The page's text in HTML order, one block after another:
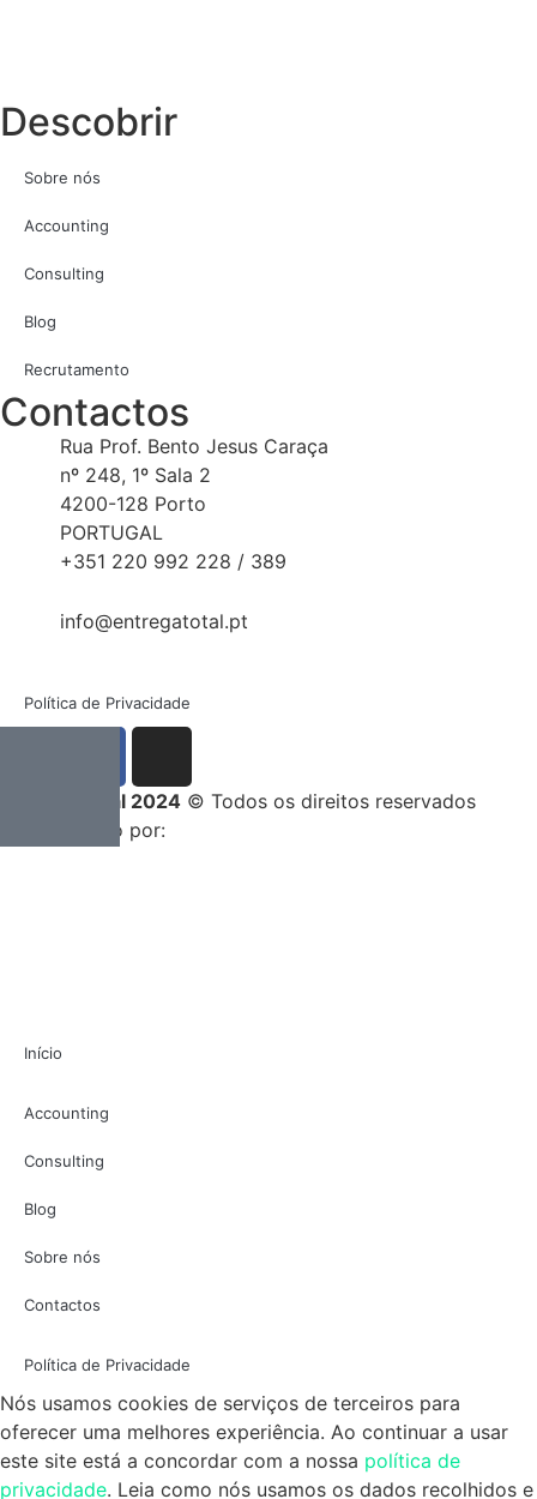
Descobrir
Sobre nós
Accounting
Consulting
Blog
Recrutamento
Contactos
Rua Prof. Bento Jesus Caraça
nº 248, 1º Sala 2
4200-128 Porto
PORTUGAL
+351 220 992 228 / 389
info@entregatotal.pt
Política de Privacidade
Entrega Total 2024 © Todos os direitos reservados
Desenvolvido por:
Início
Accounting
Consulting
Blog
Sobre nós
Contactos
Política de Privacidade
Nós usamos cookies de serviços de terceiros para
oferecer uma melhores experiência. Ao continuar a usar
este site está a concordar com a nossa política de
privacidade. Leia como nós usamos os dados recolhidos e